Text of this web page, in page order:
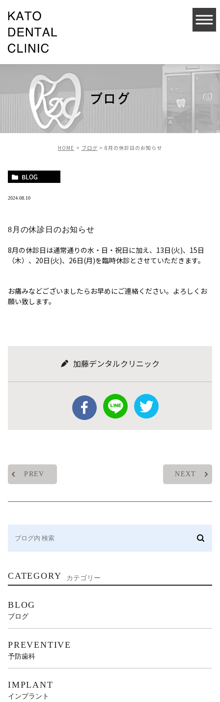
ブログ
HOME ブログ 8月の休診日のお知らせ
BLOG
2024.08.10
8月の休診日のお知らせ
8月の休診日は通常通りの水・日・祝日に加え、13日(火)、15日
（木）、20日(火)、26日(月)を臨時休診とさせていただきます。
お痛みなどございましたらお早めにご連絡ください。よろしくお
願い致します。
加藤デンタルクリニック
PREV NEXT
CATEGORY カテゴリー
BLOG
ブログ
PREVENTIVE
予防歯科
IMPLANT
インプラント